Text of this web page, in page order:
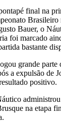
final na
Bauer, o
foi marcado
bastante
grande parte
a expulsão de
positivo.
na etapa